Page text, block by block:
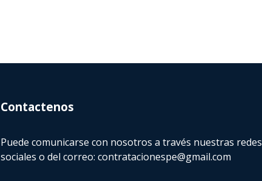
Contactenos
Puede comunicarse con nosotros a través nuestras redes
sociales o del correo:contratacionespe@gmail.com